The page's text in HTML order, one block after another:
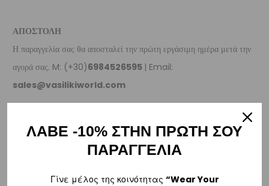
ΑΠΟΣΤΟΛΗ
Η παραγγελία σας θα αποσταλεί την πρώτη εργάσιμη ημέρα μετά την
αγορά σας. M: (+30)6984526595 | Email:
sales@vasilikiworld.com
– Για παραγγελίες κάτω των €80, υπάρχει σταθερή χρέωση εξόδων
ΛΑΒΕ -10% ΣΤΗΝ ΠΡΩΤΗ ΣΟΥ
ΠΑΡΑΓΓΕΛΙΑ
Γίνε μέλος της κοινότητας “Wear Your